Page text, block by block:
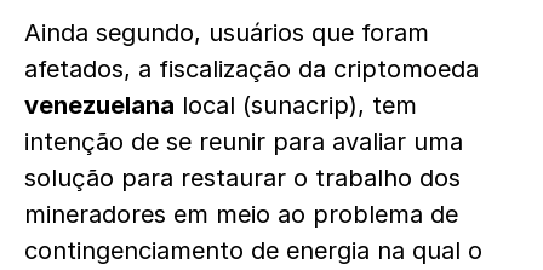
Ainda segundo, usuários que foram
afetados, a fiscalização da criptomoeda
venezuelana local (sunacrip), tem
intenção de se reunir para avaliar uma
solução para restaurar o trabalho dos
mineradores em meio ao problema de
contingenciamento de energia na qual o